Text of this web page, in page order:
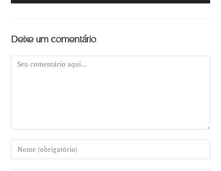
Deixe um comentário